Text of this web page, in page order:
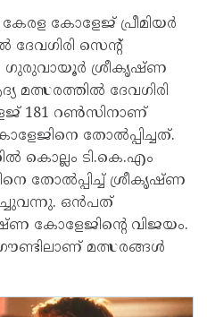
കോളേജ് പ്രീമിയർ
ദേവഗിരി സെന്റ്
ശ്രീകൃഷ്ണ
മത്സരത്തിൽ ദേവഗിരി
181 റൺസിനാണ്
തോൽപ്പിച്ചത്.
കൊല്ലം ടി.കെ.എം
തോൽപ്പിച്ച് ശ്രീകൃഷ്ണ
ഒൻപത്
കോളേജിന്റെ വിജയം.
മത്സരങ്ങൾ